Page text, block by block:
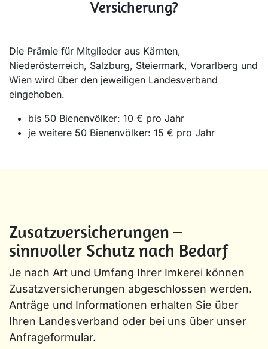
Versicherung?
Die Prämie für Mitglieder aus Kärnten,
Niederösterreich, Salzburg, Steiermark, Vorarlberg und
Wien wird über den jeweiligen Landesverband
eingehoben.
bis 50 Bienenvölker: 10 € pro Jahr
je weitere 50 Bienenvölker: 15 € pro Jahr
Zusatzversicherungen –
sinnvoller Schutz nach Bedarf
Je nach Art und Umfang Ihrer Imkerei können
Zusatzversicherungen abgeschlossen werden.
Anträge und Informationen erhalten Sie über
Ihren Landesverband oder bei uns über unser
Anfrageformular.